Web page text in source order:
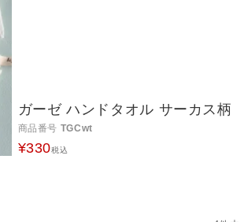
ガーゼ ハンドタオル サーカス柄
商品番号 TGCwt
¥330税込